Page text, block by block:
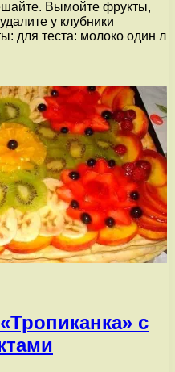
Вымойте фрукты,
у клубники
для теста: молоко один л
с